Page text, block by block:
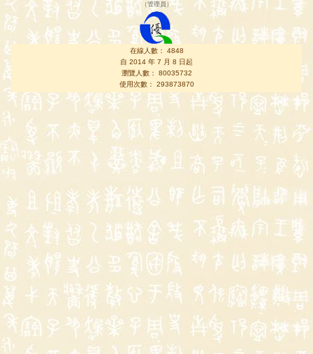
（管理員 ）
在線人數： 4848
自 2014 年 7 月 8 日起
瀏覽人數： 80035732
使用次數： 293873870